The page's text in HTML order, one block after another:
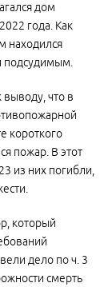
дом
года. Как
находился
подсудимым.
выводу, что в
короткого
пожар. В этот
из них погибли,
который
дело по ч. 3
смерть